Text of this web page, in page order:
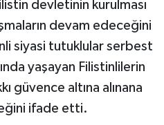
devletinin kurulması
devam edeceğini
siyasi tutuklular serbest
yaşayan Filistinlilerin
güvence altına alınana
ifade etti.